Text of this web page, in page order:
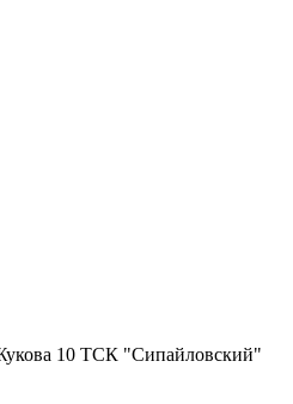
10 ТСК "Сипайловский"